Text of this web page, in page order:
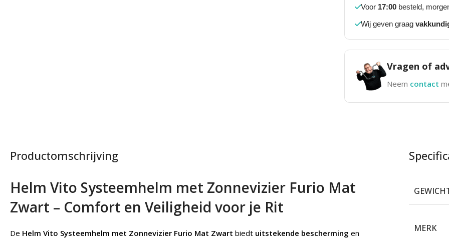
Voor 17:00besteld,
Wij geven graag
Vragen of
Neem contact
Productomschrijving
Helm Vito Systeemhelm met Zonnevizier Furio Mat
Zwart – Comfort en Veiligheid voor je Rit
De Helm Vito Systeemhelm met Zonnevizier Furio Mat Zwart biedt uitstekende bescherming en
MERK